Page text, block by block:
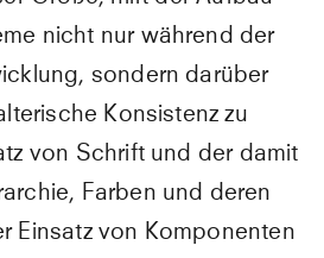
nicht nur während der
sondern darüber
Konsistenz zu
von Schrift und der damit
Farben und deren
Einsatz von Komponenten